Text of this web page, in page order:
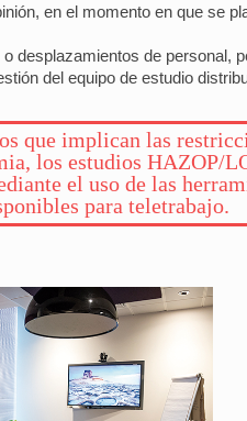
en el momento en que se
desplazamientos de personal,
del equipo de estudio
que implican las
los estudios HAZOP/
el uso de las
para teletrabajo.